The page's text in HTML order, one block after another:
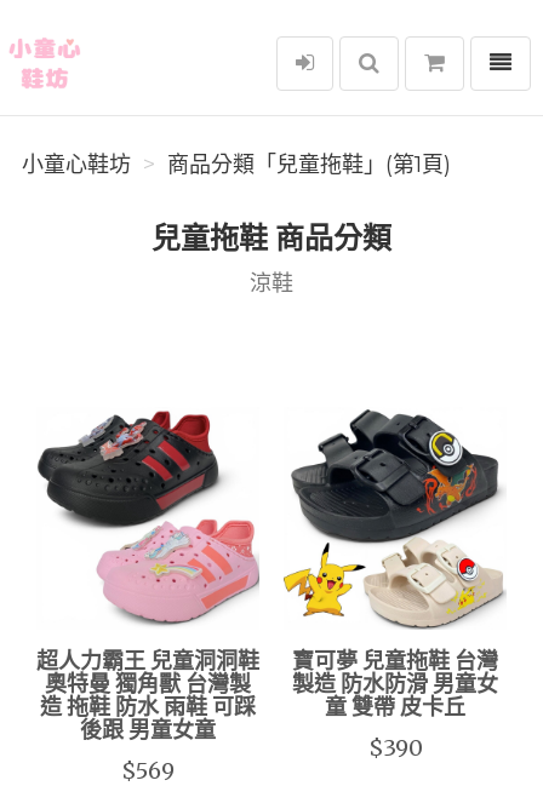
小童心鞋坊
選單
小童心鞋坊 商品分類「兒童拖鞋」(第1頁)
兒童拖鞋 商品分類
涼鞋
超人力霸王 兒童洞洞鞋
奧特曼 獨角獸 台灣製
造 拖鞋 防水 雨鞋 可踩
後跟 男童女童
$569
寶可夢 兒童拖鞋 台灣
製造 防水防滑 男童女
童 雙帶 皮卡丘
$390